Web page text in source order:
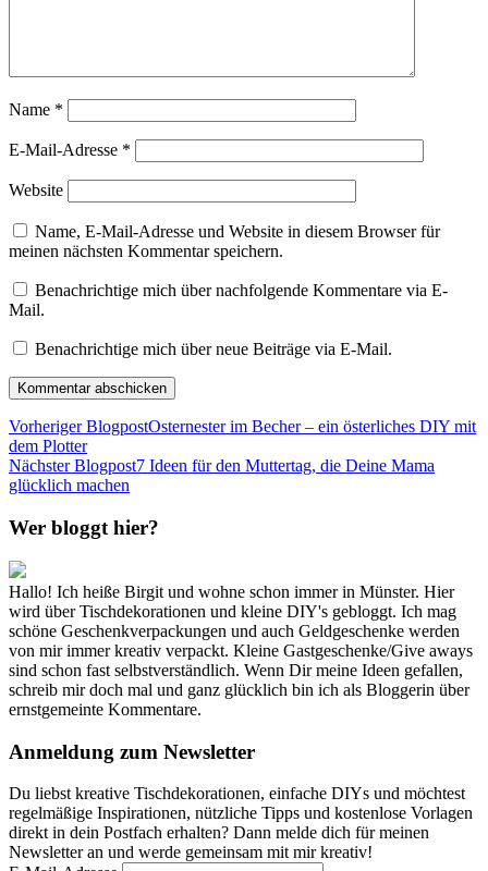
Name *
E-Mail-Adresse *
Website
Name, E-Mail-Adresse und Website in diesem Browser für
meinen nächsten Kommentar speichern.
Benachrichtige mich über nachfolgende Kommentare via E-
Mail.
Benachrichtige mich über neue Beiträge via E-Mail.
Vorheriger BlogpostOsternester im Becher – ein österliches DIY mit
dem Plotter
Nächster Blogpost7 Ideen für den Muttertag, die Deine Mama
glücklich machen
Wer bloggt hier?
Hallo! Ich heiße Birgit und wohne schon immer in Münster. Hier
wird über Tischdekorationen und kleine DIY's gebloggt. Ich mag
schöne Geschenkverpackungen und auch Geldgeschenke werden
von mir immer kreativ verpackt. Kleine Gastgeschenke/Give aways
sind schon fast selbstverständlich. Wenn Dir meine Ideen gefallen,
schreib mir doch mal und ganz glücklich bin ich als Bloggerin über
ernstgemeinte Kommentare.
Anmeldung zum Newsletter
Du liebst kreative Tischdekorationen, einfache DIYs und möchtest
regelmäßige Inspirationen, nützliche Tipps und kostenlose Vorlagen
direkt in dein Postfach erhalten? Dann melde dich für meinen
Newsletter an und werde gemeinsam mit mir kreativ!